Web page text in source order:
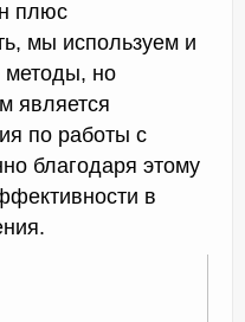
плюс
мы используем и
методы, но
является
по работы с
благодаря этому
в